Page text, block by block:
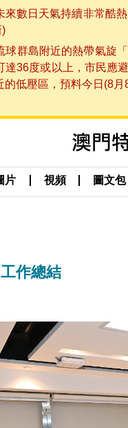
來數日天氣持續非常酷
球群島附近的熱帶氣旋
達36度或以上，市民應
的低壓區，預料今日(8
片 視頻 圖文包
作總結